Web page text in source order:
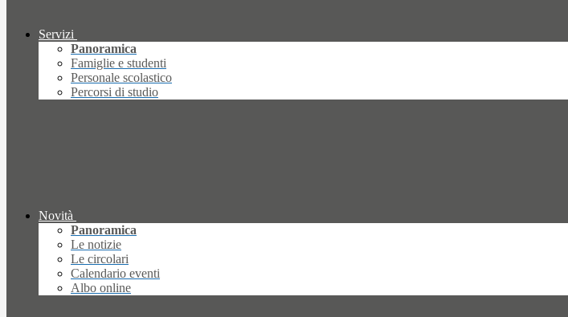
Servizi
Panoramica
Famiglie e studenti
Personale scolastico
Percorsi di studio
Novità
Panoramica
Le notizie
Le circolari
Calendario eventi
Albo online